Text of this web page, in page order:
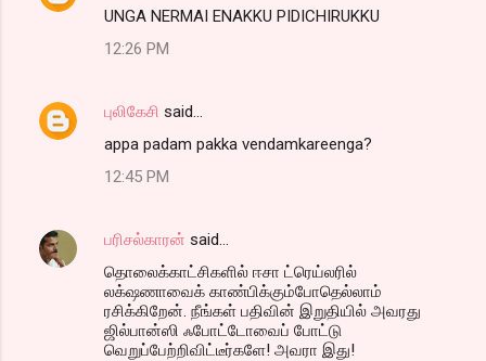
UNGA NERMAI ENAKKU PIDICHIRUKKU
12:26 PM
புலிகேசி said…
appa padam pakka vendamkareenga?
12:45 PM
பரிசல்காரன் said…
தொலைக்காட்சிகளில் ஈசா ட்ரெய்லரில்
லக்‌ஷணாவைக் காண்பிக்கும்போதெல்லாம்
ரசிக்கிறேன். நீங்கள் பதிவின் இறுதியில் அவரது
ஜில்பான்ஸி ஃபோட்டோவைப் போட்டு
வெறுப்பேற்றிவிட்டீர்களே! அவரா இது!